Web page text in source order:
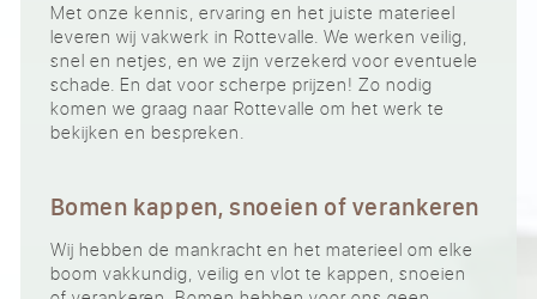
Met onze kennis, ervaring en het juiste materieel
leveren wij vakwerk in Rottevalle. We werken veilig,
snel en netjes, en we zijn verzekerd voor eventuele
schade. En dat voor scherpe prijzen! Zo nodig
komen we graag naar Rottevalle om het werk te
bekijken en bespreken.
Bomen kappen, snoeien of verankeren
Wij hebben de mankracht en het materieel om elke
boom vakkundig, veilig en vlot te kappen, snoeien